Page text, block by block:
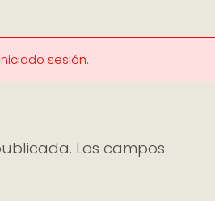
sesión.
Los campos